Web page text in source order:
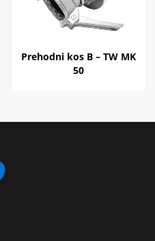
Prehodni kos B – TW MK
50